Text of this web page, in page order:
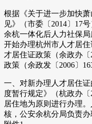
根据《关于进一步加快
见》（市委〔2014〕17
余杭一体化后人力社保
开始办理杭州市人才居
才居住证政策（余政办
政策（余政发〔2006〕
一、对新办理人才居住
度暂行规定》（杭政办
居住地为原则进行办理
核，公安余杭分局负责